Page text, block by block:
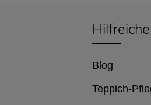
Blog
Teppich-